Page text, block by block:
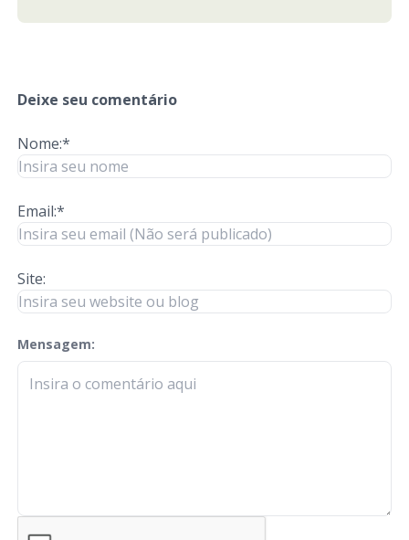
Deixe seu comentário
Nome:*
Email:*
Site:
Mensagem:
check-terms